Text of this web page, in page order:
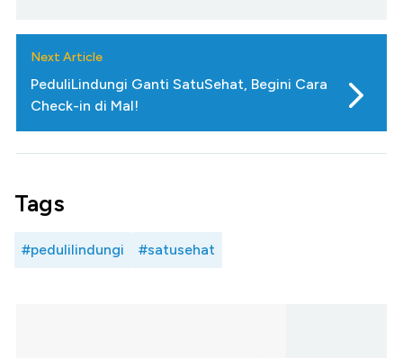
Next Article
PeduliLindungi Ganti SatuSehat, Begini Cara
Check-in di Mal!
Tags
#pedulilindungi #satusehat